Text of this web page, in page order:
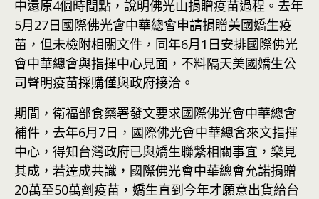
中還原4個時間點，說明佛光山捐贈疫苗過程。去年
5月27日國際佛光會中華總會申請捐贈美國嬌生疫
苗，但未檢附相關文件，同年6月1日安排國際佛光
會中華總會與指揮中心見面，不料隔天美國嬌生公
司聲明疫苗採購僅與政府接洽。
期間，衛福部食藥署發文要求國際佛光會中華總會
補件，去年6月7日，國際佛光會中華總會來文指揮
中心，得知台灣政府已與嬌生聯繫相關事宜，樂見
其成，若達成共識，國際佛光會中華總會允諾捐贈
20萬至50萬劑疫苗，嬌生直到今年才願意出貨給台